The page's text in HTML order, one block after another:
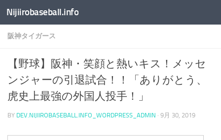
コンテンツへスキップ
Nijiirobaseball.info
阪神タイガース
【野球】阪神・笑顔と熱いキス！メッセ
ンジャーの引退試合！！「ありがとう、
虎史上最強の外国人投手！」
BY DEV.NIJIIROBASEBALL.INFO_WORDPRESS_ADMIN · 9月 30, 2019